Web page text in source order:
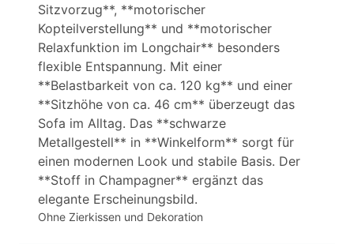
Sitzvorzug**, **motorischer
Kopteilverstellung** und **motorischer
Relaxfunktion im Longchair** besonders
flexible Entspannung. Mit einer
**Belastbarkeit von ca. 120 kg** und einer
**Sitzhöhe von ca. 46 cm** überzeugt das
Sofa im Alltag. Das **schwarze
Metallgestell** in **Winkelform** sorgt für
einen modernen Look und stabile Basis. Der
**Stoff in Champagner** ergänzt das
elegante Erscheinungsbild.
Ohne Zierkissen und Dekoration